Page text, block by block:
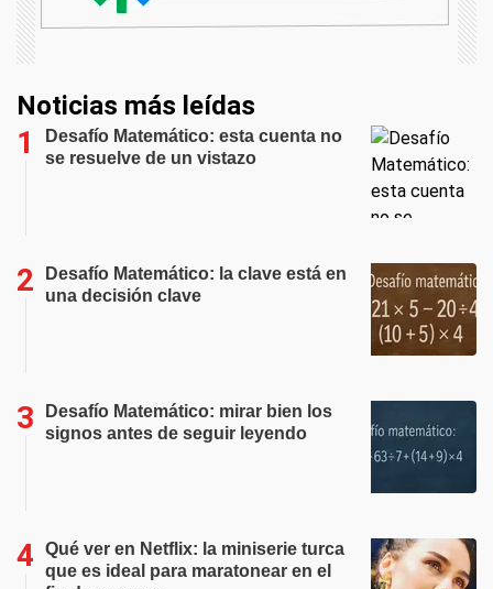
Noticias más leídas
Desafío Matemático: esta cuenta no
se resuelve de un vistazo
Desafío Matemático: la clave está en
una decisión clave
Desafío Matemático: mirar bien los
signos antes de seguir leyendo
Qué ver en Netflix: la miniserie turca
que es ideal para maratonear en el